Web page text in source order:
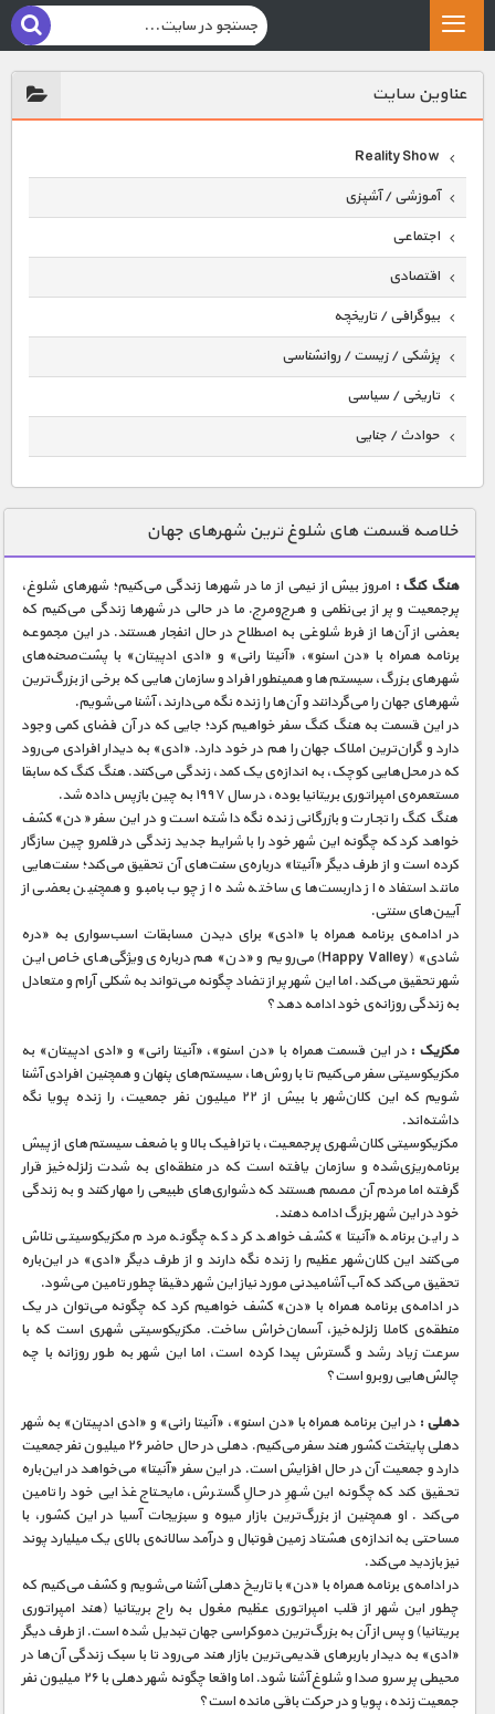
عناوين سايت
Reality Show
آموزشی / آشپزی
اجتماعی
اقتصادی
بیوگرافی / تاریخچه
پزشکی / زیست / روانشناسی
تاریخی / سیاسی
حوادث / جنایی
دنیای خوراکی ها
زمین شناسی / محیط زیست
سازه/ معماری/ مهندسی
سرگرمی
شناخت کودکان
طبیعت
علم و فناوری
فرهنگ / هنر
کیهان / نجوم
گردشگری
ماورایی
مسابقات / ورزشی
مستند های اختصاصی
خلاصه قسمت های شلوغ ترین شهرهای جهان
هنگ کنگ : امروز بیش از نیمی از ما در شهرها زندگی می‌کنیم؛ شهرهای شلوغ،
پرجمعیت و پر از بی‌نظمی و هرج‌و‌مرج. ما در حالی در شهرها زندگی می‌کنیم که
بعضی از آن‌ها از فرط شلوغی به اصطلاح در حال انفجار هستند. در این مجموعه
برنامه همراه با «دن اسنو»، «آنیتا رانی» و «ادی ادپیتان» با پشت‌صحنه‌های
شهرهای بزرگ، سیستم‌ها و همینطور افراد و سازمان‌هایی که برخی از بزرگ‌ترین
شهرهای جهان را می‌گردانند و آن‌ها را زنده نگه می‌دارند، آشنا می‌شویم.
در این قسمت به هنگ کنگ سفر خواهیم کرد؛ جایی که در آن فضای کمی وجود
دارد و گران‌ترین املاک جهان را هم در خود دارد. «ادی» به دیدار افرادی می‌رود
که در محل‌هایی کوچک، به اندازه‌ی یک کمد، زندگی می‌کنند. هنگ کنگ که سابقا
مستعمره‌ی امپراتوری بریتانیا بوده، در سال ۱۹۹۷ به چین بازپس داده شد.
هنگ کنگ را تجارت و بازرگانی زنده نگه داشته است و در این سفر «دن» کشف
خواهد کرد که چگونه این شهر خود را با شرایط جدید زندگی در قلمرو چین سازگار
کرده است و از طرف دیگر «آنیتا» درباره‌ی سنت‌های آن تحقیق می‌کند؛ سنت‌هایی
مانند استفاده از داربست‌های ساخته شده از چوب بامبو و همچنین بعضی از
آیین‌های سنتی.
در ادامه‌ی برنامه همراه با «ادی» برای دیدن مسابقات اسب‌سواری به «دره
شادی» (Happy Valley) می‌رویم و «دن» هم درباره‌ی ویژگی‌های خاص این
شهر تحقیق می‌کند. اما این شهر پر از تضاد چگونه می‌تواند به شکلی آرام و متعادل
به زندگی روزانه‌ی خود ادامه دهد؟
مکزیک :در این قسمت همراه با «دن اسنو»، «آنیتا رانی» و «ادی ادپیتان» به
مکزیکوسیتی سفر می‌کنیم تا با روش‌ها، سیستم‌‌های پنهان و همچنین افرادی آشنا
شویم که این کلان‌شهر با بیش از ۲۲ میلیون نفر جمعیت، را زنده پویا نگه
داشته‌اند.
مکزیکوسیتی کلان‌شهری پرجمعیت، با ترافیک بالا و با ضعف سیستم‌های از پیش
برنامه‌ریزی‌شده و سازمان یافته است که در منطقه‌ای به شدت زلزله‌خیز قرار
گرفته اما مردم آن مصمم هستند که دشواری‌های طبیعی را مهار کنند و به زندگی
خود در این شهر بزرگ ادامه دهند.
در این برنامه «آنیتا» کشف خواهد کرد که چگونه مردم مکزیکوسیتی تلاش
می‌کنند این کلان‌شهر عظیم را زنده نگه دارند و از طرف دیگر «ادی» در این‌باره
تحقیق می‌کند که آب آشامیدنی مورد نیاز این شهر دقیقا چطور تامین می‌شود.
در ادامه‌ی برنامه همراه با «دن» کشف خواهیم کرد که چگونه می‌توان در یک
منطقه‌ی کاملا زلزله‌خیز، آسمان‌خراش ساخت. مکزیکوسیتی شهری است که با
سرعت زیاد رشد و گسترش پبدا کرده است، اما این شهر به طور روزانه با چه
چالش‌هایی روبرو است؟
دهلی : در این برنامه همراه با «دن اسنو»، «آنیتا رانی» و «ادی ادپیتان» به شهر
دهلی پایتخت کشور هند سفر می‌کنیم. دهلی در حال حاضر ۲۶ میلیون نفر جمعیت
دارد و جمعیت آن در حال افزایش است. در این سفر «آنیتا» می‌خواهد در این‌باره
تحقیق کند که چگونه این شهرِ در حالِ گسترش، مایحتاج غذایی خود را تامین
می‌کند . او همچنین از بزرگ‌ترین بازار میوه و سبزیجات آسیا در این کشور، با
مساحتی به اندازه‌ی هشتاد زمین فوتبال و درآمد سالانه‌ی بالای یک میلیارد پوند
نیز بازدید می‌کند.
در ادامه‌ی برنامه همراه با «دن» با تاریخ دهلی آشنا می‌شویم و کشف می‌کنیم که
چطور این شهر از قلب امپراتوری عظیم مغول به راج بریتانیا (هند امپراتوری
بریتانیا) و پس از آن به بزرگ‌ترین دموکراسی جهان تبدیل شده است. از طرف دیگر
«ادی» به دیدار باربرهای قدیمی‌ترین بازار هند می‌رود تا با سبک زندگی آن‌ها در
محیطی پر سرو صدا و شلوغ آشنا شود. اما واقعا چگونه شهر دهلی با ۲۶ میلیون نفر
جمعیت زنده، پویا و در حرکت باقی مانده است؟